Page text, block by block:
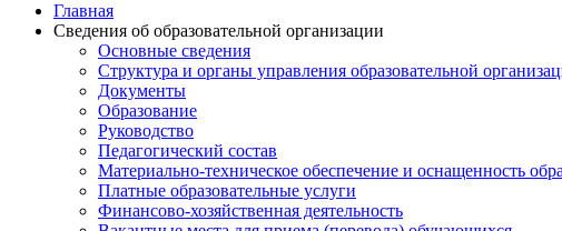
Главная
Сведения об образовательной организации
Основные сведения
Структура и органы управления образовательной
Документы
Образование
Руководство
Педагогический состав
Материально-техническое обеспечение и оснащенность
Платные образовательные услуги
Финансово-хозяйственная деятельность